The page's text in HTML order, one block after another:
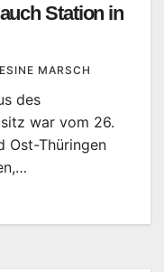
Station in
MARSCH
des
war vom 26.
Ost-Thüringen